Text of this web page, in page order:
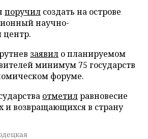
поручил создать на острове
научно-
центр.
заявил о планируемом
минимум 75 государств
форуме.
отметилравновесие
и возвращающихся в страну